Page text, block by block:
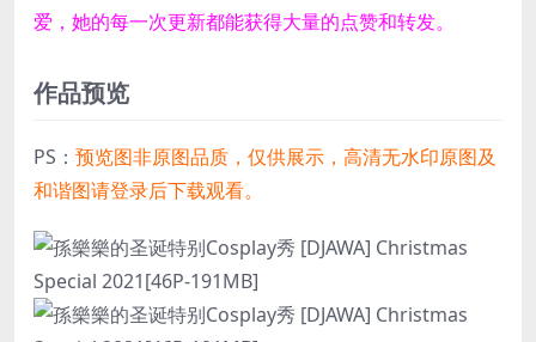
爱，她的每一次更新都能获得大量的点赞和转发。
作品预览
PS： 预览图非原图品质，仅供展示，高清无水印原图及
和谐图请登录后下载观看。